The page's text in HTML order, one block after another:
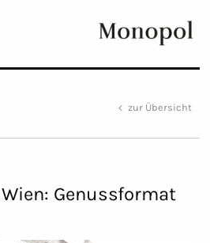
Monopol
zur Übersicht
Genussformat